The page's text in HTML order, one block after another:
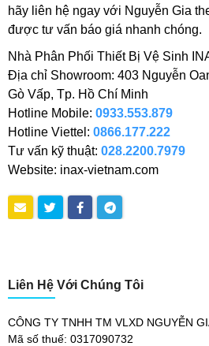
hãy liên hệ ngay với Nguyễn Gia
được tư vấn báo giá nhanh chóng.
Nhà Phân Phối Thiết Bị Vệ Sinh
Địa chỉ Showroom: 403 Nguyễn
Gò Vấp, Tp. Hồ Chí Minh
Hotline Mobile: 0933.553.879
Hotline Viettel: 0866.177.222
Tư vấn kỹ thuật: 028.2200.7979
Website: inax-vietnam.com
Liên Hệ Với Chúng Tôi
CÔNG TY TNHH TM VLXD NGUYỄN
Mã số thuế: 0317090732